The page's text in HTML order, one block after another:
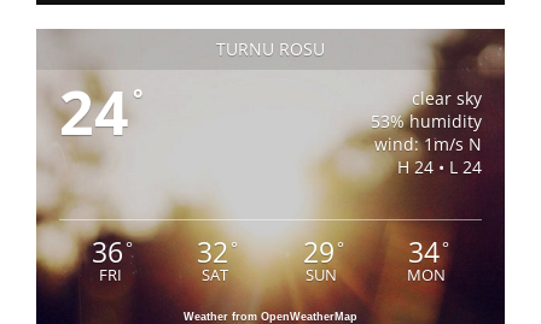
TURNU ROSU
24°
clear sky
53% humidity
wind: 1m/s N
H 24 • L 24
36°
FRI
32°
SAT
29°
SUN
34°
MON
Weather from OpenWeatherMap